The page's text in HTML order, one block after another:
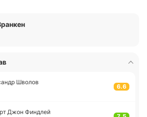
Шволов
6.6
Джон Фи­ндлей